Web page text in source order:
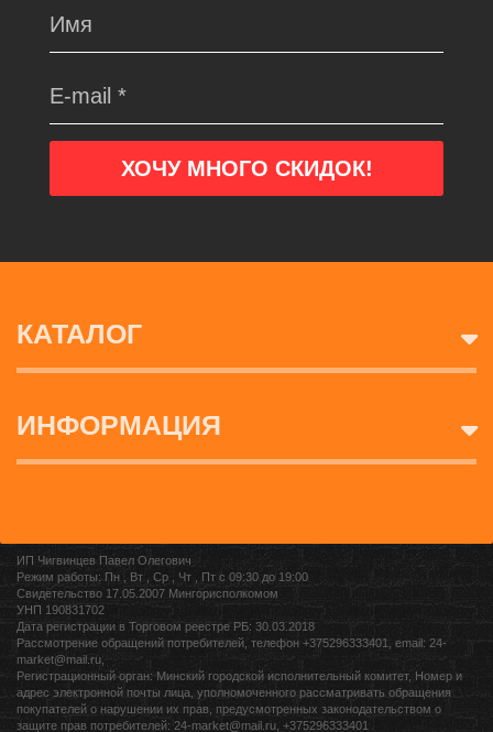
КАТАЛОГ
ИНФОРМАЦИЯ
ИП Чигвинцев Павел Олегович
Режим работы: Пн , Вт , Ср , Чт , Пт c 09:30 до 19:00
Свидетельство 17.05.2007 Мингорисполкомом
УНП 190831702
Дата регистрации в Торговом реестре РБ: 30.03.2018
Рассмотрение обращений потребителей, телефон +375296333401, email: 24-
market@mail.ru,
Регистрационный орган: Минский городской исполнительный комитет, Номер и
адрес электронной почты лица, уполномоченного рассматривать обращения
покупателей о нарушении их прав, предусмотренных законодательством о
защите прав потребителей: 24-market@mail.ru, +375296333401